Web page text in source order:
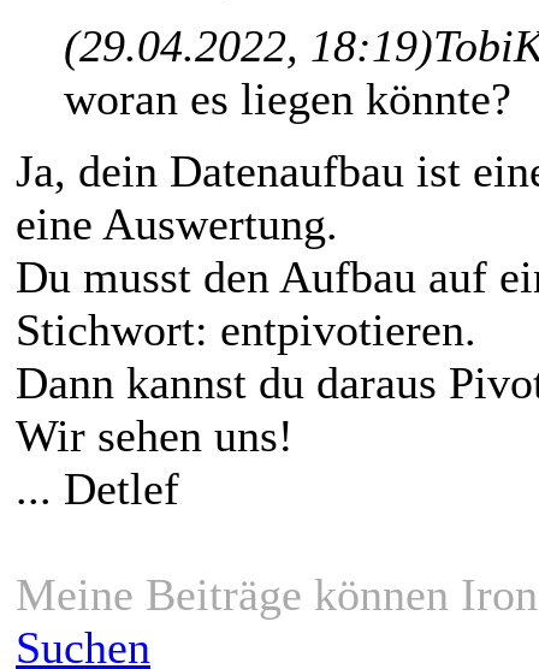
(29.04.2022, 18:19)
woran es liegen könnte?
Ja, dein Datenaufbau ist
eine Auswertung.
Du musst den Aufbau auf
Stichwort: entpivotieren.
Dann kannst du daraus
Wir sehen uns!
... Detlef
Meine Beiträge können
Suchen